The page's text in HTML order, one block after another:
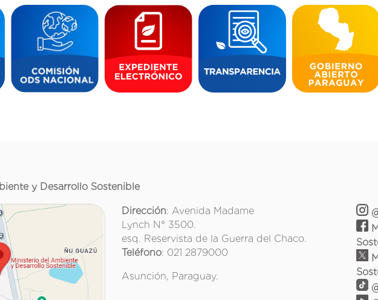
y Desarrollo Sostenible
Dirección: Avenida Madame
Lynch N° 3500.
esq. Reservista de la Guerra del Chaco.
Teléfono: 021 2879000
Asunción, Paraguay.